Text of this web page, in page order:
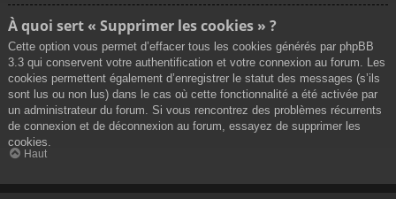
À quoi sert « Supprimer les cookies » ?
Cette option vous permet d’effacer tous les cookies générés par phpBB
3.3 qui conservent votre authentification et votre connexion au forum. Les
cookies permettent également d’enregistrer le statut des messages (s’ils
sont lus ou non lus) dans le cas où cette fonctionnalité a été activée par
un administrateur du forum. Si vous rencontrez des problèmes récurrents
de connexion et de déconnexion au forum, essayez de supprimer les
cookies.
Haut